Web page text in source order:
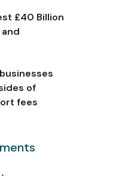
£40 Billion
of
fees